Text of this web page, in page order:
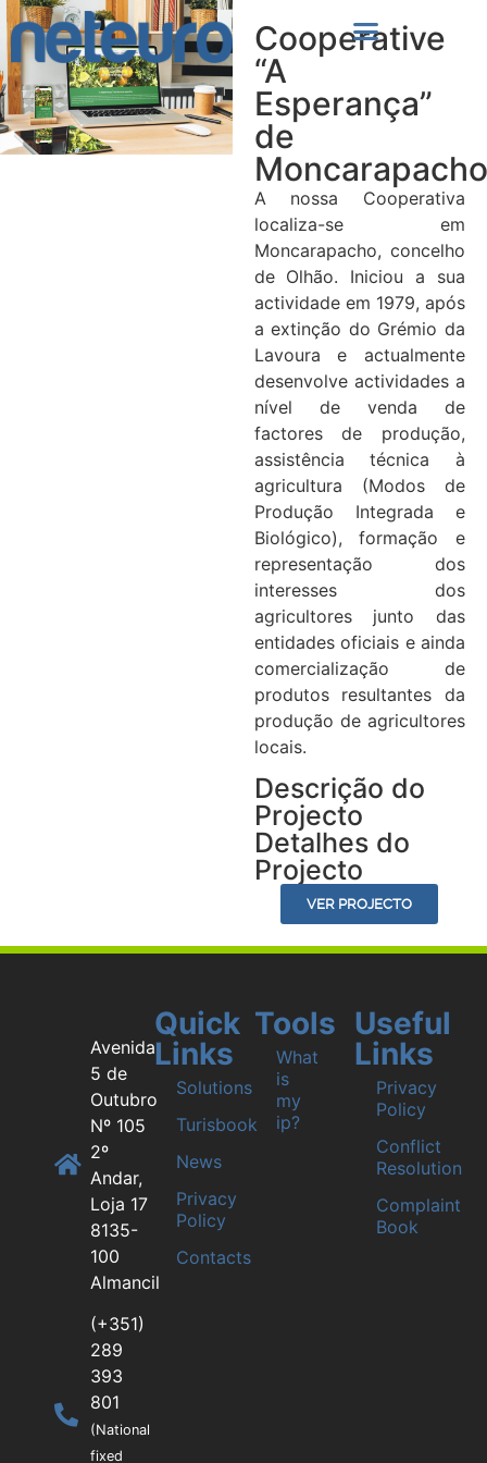
Cooperative
“A
Esperança”
de
Moncarapacho
A nossa Cooperativa
localiza-se em
Moncarapacho, concelho
de Olhão. Iniciou a sua
actividade em 1979, após
a extinção do Grémio da
Lavoura e actualmente
desenvolve actividades a
nível de venda de
factores de produção,
assistência técnica à
agricultura (Modos de
Produção Integrada e
Biológico), formação e
representação dos
interesses dos
agricultores junto das
entidades oficiais e ainda
comercialização de
produtos resultantes da
produção de agricultores
locais.
Descrição do
Projecto
Detalhes do
Projecto
VER PROJECTO
Avenida
5 de
Outubro
Nº 105
2º
Andar,
Loja 17
8135-
100
Almancil
(+351)
289
393
801
(National
fixed
Quick
Links
Solutions
Turisbook
News
Privacy
Policy
Contacts
Tools
What
is
my
ip?
Useful
Links
Privacy
Policy
Conflict
Resolution
Complaint
Book